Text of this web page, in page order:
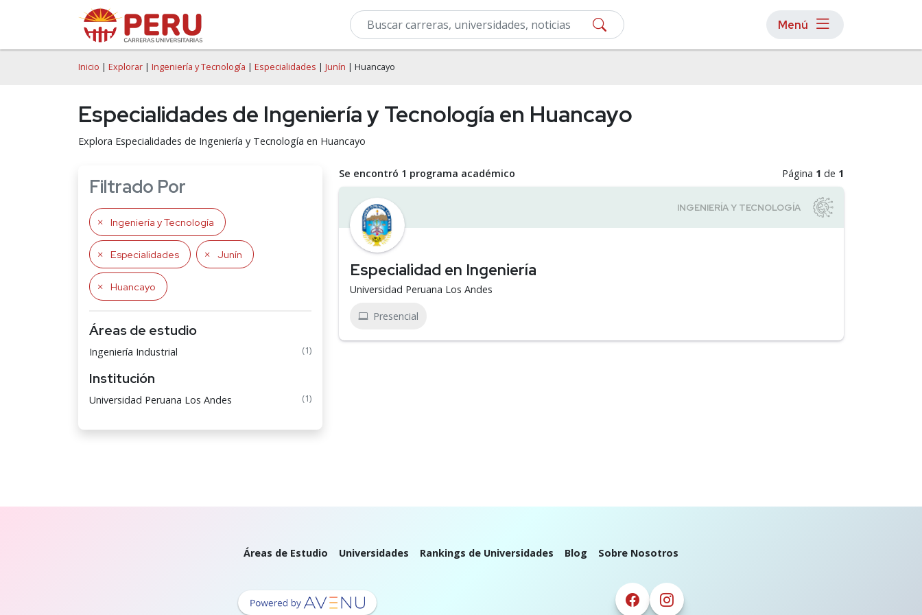
Menú
Inicio | Explorar | Ingeniería y Tecnología | Especialidades | Junín | Huancayo
Especialidades de Ingeniería y Tecnología en Huancayo
Explora Especialidades de Ingeniería y Tecnología en Huancayo
Filtrado Por
Ingeniería y Tecnología
Especialidades Junín
Huancayo
Áreas de estudio
Ingeniería Industrial (1)
Institución
Universidad Peruana Los Andes (1)
Se encontró 1 programa académico Página 1 de 1
Especialidad en Ingeniería
Universidad Peruana Los Andes
Presencial
Áreas de Estudio Universidades Rankings de Universidades Blog Sobre Nosotros